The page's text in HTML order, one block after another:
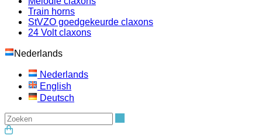
Train horns
StVZO goedgekeurde claxons
24 Volt claxons
Nederlands
Nederlands
English
Deutsch